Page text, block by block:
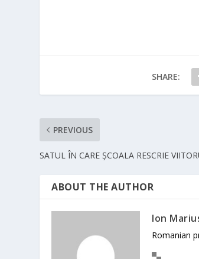
SHARE:
PREVIOUS
SATUL ÎN CARE ȘCOALA RESCRIE
ABOUT THE AUTHOR
Ion
Romanian